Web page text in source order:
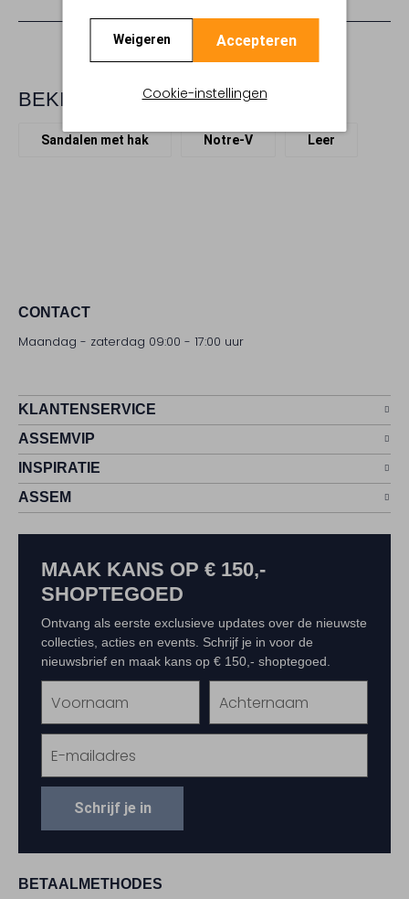
Weigeren Accepteren
Cookie-instellingen
BEKIJK MEER
Sandalen met hak Notre-V Leer
CONTACT
Maandag - zaterdag 09:00 - 17:00 uur
KLANTENSERVICE
ASSEMVIP
INSPIRATIE
ASSEM
BETAALMETHODES
MAAK KANS OP € 150,-
SHOPTEGOED
Ontvang als eerste exclusieve updates over de nieuwste
collecties, acties en events. Schrijf je in voor de
nieuwsbrief en maak kans op € 150,- shoptegoed.
Schrijf je in